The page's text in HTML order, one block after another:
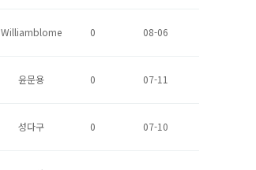
Williamblome 0 08-06
윤문용 0 07-11
성다구 0 07-10